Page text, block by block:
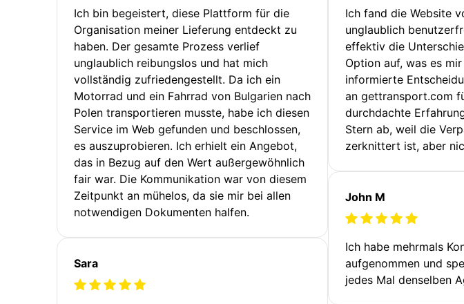
Ich bin begeistert, diese Plattform für die
Organisation meiner Lieferung entdeckt zu
haben. Der gesamte Prozess verlief
unglaublich reibungslos und hat mich
vollständig zufriedengestellt. Da ich ein
Motorrad und ein Fahrrad von Bulgarien nach
Polen transportieren musste, habe ich diesen
Service im Web gefunden und beschlossen,
es auszuprobieren. Ich erhielt ein Angebot,
das in Bezug auf den Wert außergewöhnlich
fair war. Die Kommunikation war von diesem
Zeitpunkt an mühelos, da sie mir bei allen
notwendigen Dokumenten halfen.
Sara
Ich fand die Website
unglaublich
effektiv die
Option auf, was es
informierte
an gettransport.com
durchdachte
Stern ab, weil die
zerknittert ist, aber
John M
Ich habe mehrmals
aufgenommen und
jedes Mal denselben